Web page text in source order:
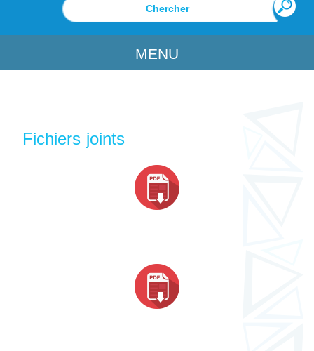
MENU
Fichiers joints